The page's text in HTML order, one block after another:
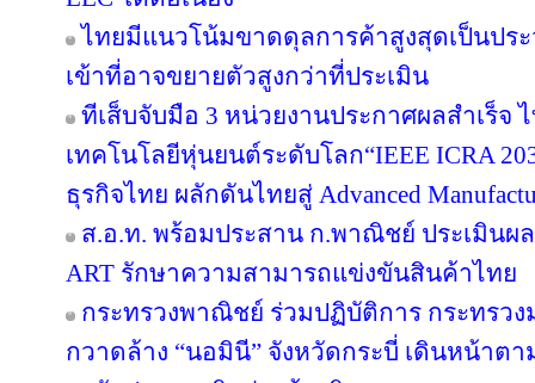
ไทยมีแนวโน้มขาดดุลการค้าสูงสุดเป็นปร
เข้าที่อาจขยายตัวสูงกว่าที่ประเมิน
ทีเส็บจับมือ 3 หน่วยงานประกาศผลสำเร็จ
เทคโนโลยีหุ่นยนต์ระดับโลก“IEEE ICRA
ธุรกิจไทย ผลักดันไทยสู่ Advanced
ส.อ.ท. พร้อมประสาน ก.พาณิชย์ ประเมินผ
ART รักษาความสามารถแข่งขันสินค้าไทย
กระทรวงพาณิชย์ ร่วมปฏิบัติการ กระทรว
กวาดล้าง “นอมินี” จังหวัดกระบี่ เดินหน้าต